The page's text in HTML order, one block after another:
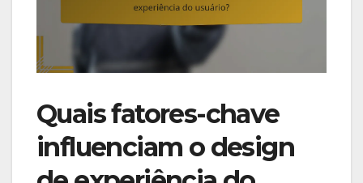
Quais fatores-chave
influenciam o design